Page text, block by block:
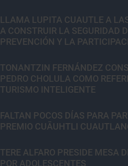
LLAMA LUPITA CUAUTLE A
A CONSTRUIR LA SEGURIDAD
PREVENCIÓN Y LA
TONANTZIN FERNÁNDEZ
PEDRO CHOLULA COMO
TURISMO INTELIGENTE
FALTAN POCOS DÍAS PARA
PREMIO CUĀUHTLI
TERE ALFARO PRESIDE MESA
POR ADOLESCENTES